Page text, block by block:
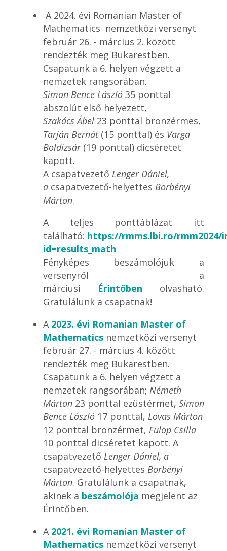
A 2024. évi Romanian Master of
Mathematics nemzetközi versenyt
február 26. - március 2. között
rendezték meg Bukarestben.
Csapatunk a 6. helyen végzett a
nemzetek rangsorában.
Simon Bence László35 ponttal
abszolút első helyezett,
Szakács Ábel23 ponttal bronzérmes,
Tarján Bernát(15 ponttal) és Varga
Boldizsár(19 ponttal) dicséretet
kapott.
A csapatvezető Lenger Dániel,
a csapatvezető-helyettes Borbényi
Márton.
A teljes ponttáblázat itt
található: https://rmms.lbi.ro/rmm2024/
id=results_math
Fényképes beszámolójuk a
versenyről a
márciusi Érintőben olvasható.
Gratulálunk a csapatnak!
A 2023. évi Romanian Master of
Mathematicsnemzetközi versenyt
február 27. - március 4. között
rendezték meg Bukarestben.
Csapatunk a 6. helyen végzett a
nemzetek rangsorában; Németh
Márton23 ponttal ezüstérmet, Simon
Bence László17 ponttal, Lovas Márton
12 ponttal bronzérmet, Fülöp Csilla
10 ponttal dicséretet kapott. A
csapatvezető Lenger Dániel, a
csapatvezető-helyettes Borbényi
Márton. Gratulálunk a csapatnak,
akinek a beszámolója megjelent az
Érintőben.
A 2021. évi Romanian Master of
Mathematicsnemzetközi versenyt